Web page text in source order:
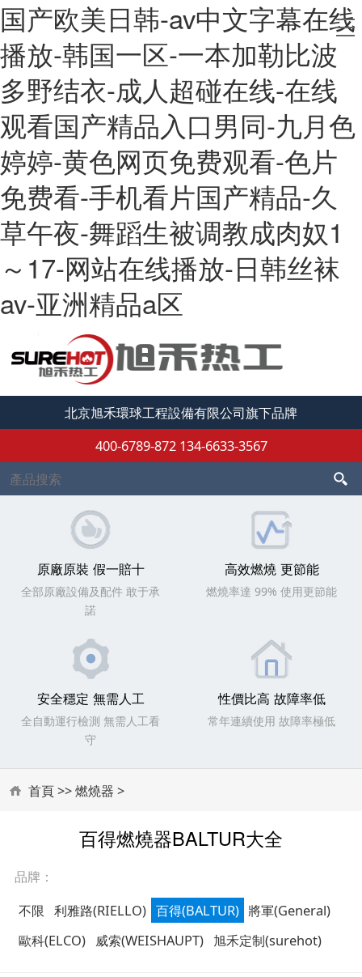
国产欧美日韩-av中文字幕在线
播放-韩国一区-一本加勒比波
多野结衣-成人超碰在线-在线
观看国产精品入口男同-九月色
婷婷-黄色网页免费观看-色片
免费看-手机看片国产精品-久
草午夜-舞蹈生被调教成肉奴1
～17-网站在线播放-日韩丝袜
av-亚洲精品a区
北京旭禾環球工程設備有限公司旗下品牌
400-6789-872 134-6633-3567
原廠原裝 假一賠十
全部原廠設備及配件 敢于承
諾
高效燃燒 更節能
燃燒率達 99% 使用更節能
安全穩定 無需人工
全自動運行檢測 無需人工看
守
性價比高 故障率低
常年連續使用 故障率極低
首頁>>燃燒器 >
百得燃燒器BALTUR大全
品牌：
不限 利雅路(RIELLO) 百得(BALTUR) 將軍(General)
歐科(ELCO) 威索(WEISHAUPT) 旭禾定制(surehot)